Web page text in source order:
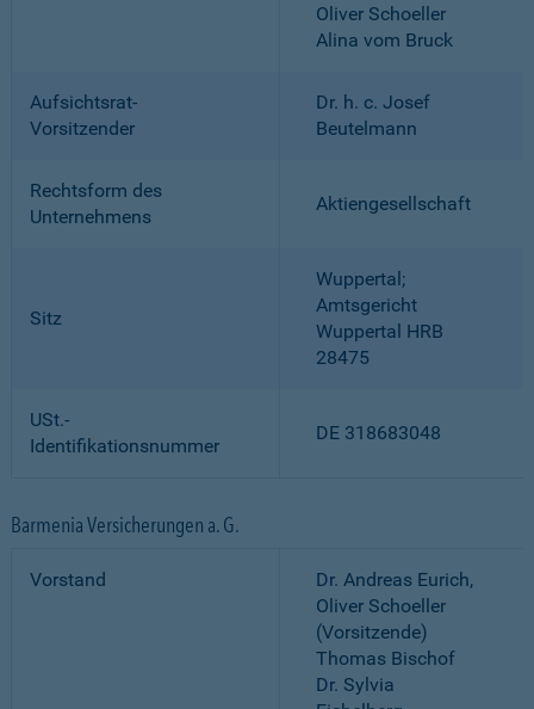
Oliver Schoeller
Alina vom Bruck
Aufsichtsrat-
Vorsitzender
Dr. h. c. Josef
Beutelmann
Rechtsform des
Unternehmens
Aktiengesellschaft
Sitz
Wuppertal;
Amtsgericht
Wuppertal HRB
28475
USt.-
Identifikationsnummer
DE 318683048
Barmenia Versicherungen a. G.
Vorstand
Dr. Andreas Eurich,
Oliver Schoeller
(Vorsitzende)
Thomas Bischof
Dr. Sylvia